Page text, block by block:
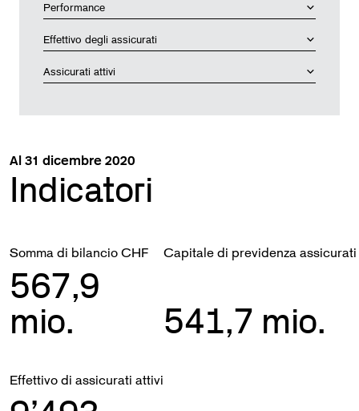
Performance
Effettivo degli assicurati
Assicurati attivi
Al 31 dicembre 2020
Indicatori
Somma di bilancio CHF
567,9
mio.
Capitale di previdenza
541,7 mio.
Effettivo di assicurati attivi